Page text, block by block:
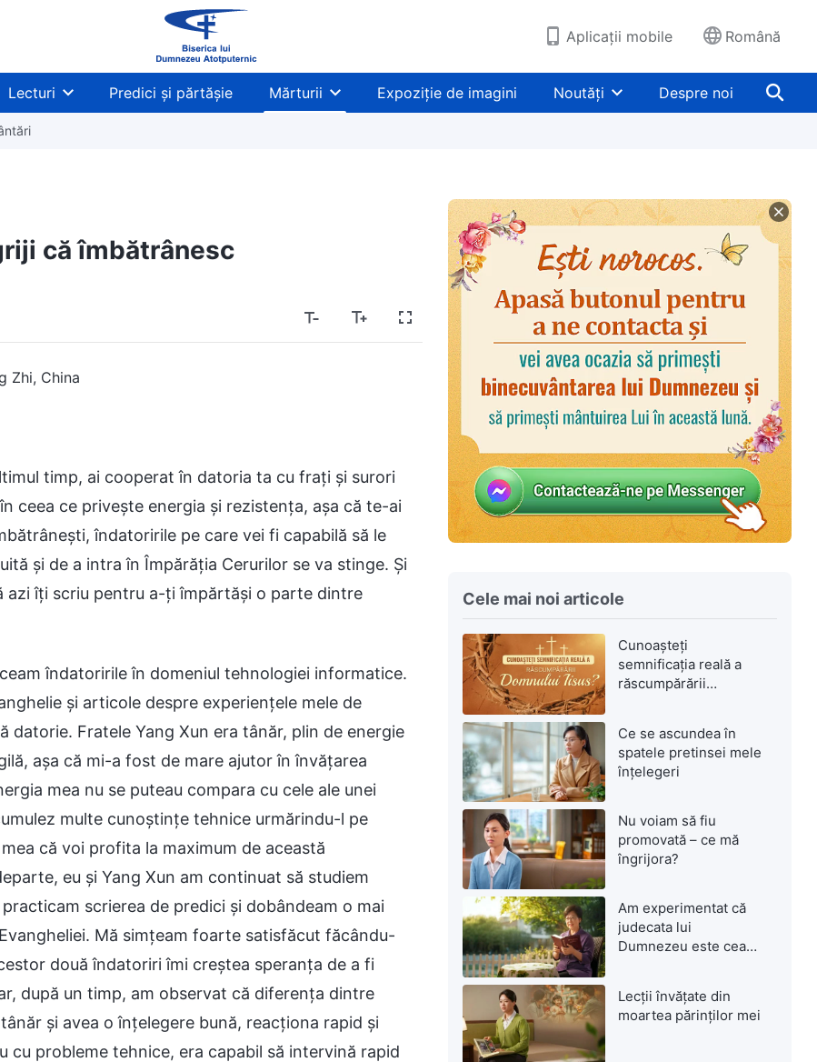
Aplicații mobile Română
Lecturi Predici și părtășie Mărturii Expoziție de imagini Noutăți Despre noi
că îmbătrânesc
Zhi, China
timp, ai cooperat în datoria ta cu frați și surori
ceea ce privește energia și rezistența, așa că te-ai
îndatoririle pe care vei fi capabilă să le
și de a intra în Împărăția Cerurilor se va stinge. Și
azi îți scriu pentru a-ți împărtăși o parte dintre
îndatoririle în domeniul tehnologiei informatice.
și articole despre experiențele mele de
Fratele Yang Xun era tânăr, plin de energie
așa că mi-a fost de mare ajutor în învățarea
mea nu se puteau compara cu cele ale unei
multe cunoștințe tehnice urmărindu-l pe
că voi profita la maximum de această
eu și Yang Xun am continuat să studiem
scrierea de predici și dobândeam o mai
Mă simțeam foarte satisfăcut făcându-
două îndatoriri îmi creștea speranța de a fi
după un timp, am observat că diferența dintre
și avea o înțelegere bună, reacționa rapid și
probleme tehnice, era capabil să intervină rapid
Cele mai noi articole
Cunoașteți
semnificația reală a
răscumpărării
Ce se ascundea în
spatele pretinsei mele
înțelegeri
Nu voiam să fiu
promovată – ce mă
îngrijora?
Am experimentat că
judecata lui
Dumnezeu este cea
Lecții învățate din
moartea părinților mei